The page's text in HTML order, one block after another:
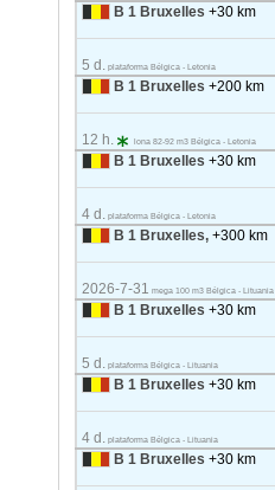
B 1 Bruxelles +30 km
5 d. plataforma Bélgica - Letonia
B 1 Bruxelles +200 km
12 h. lona 82-92 m3 Bélgica - Letonia
B 1 Bruxelles +30 km
4 d. plataforma Bélgica - Letonia
B 1 Bruxelles, +300 km
2026-7-31 mega 100 m3 Bélgica - Lituania
B 1 Bruxelles +30 km
5 d. plataforma Bélgica - Lituania
B 1 Bruxelles +30 km
4 d. plataforma Bélgica - Lituania
B 1 Bruxelles +30 km